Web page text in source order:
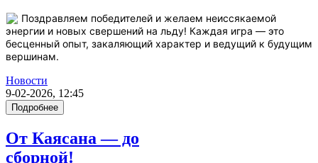
Поздравляем победителей и желаем неиссякаемой
энергии и новых свершений на льду! Каждая игра — это
бесценный опыт, закаляющий характер и ведущий к будущим
вершинам.
Новости
9-02-2026, 12:45
Подробнее
От Каясана — до
сборной!